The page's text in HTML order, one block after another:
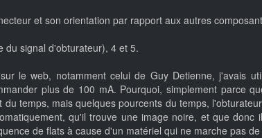
et son orientation par rapport aux autres
du signal d'obturateur), 4 et 5.
le web, notamment celui de Guy Detienne, j'avais
plus de 100 mA. Pourquoi, simplement parce
temps, mais quelques pourcents du temps,
qu'il trouve une image noire, et que
de flats à cause d'un matériel qui ne marche pas